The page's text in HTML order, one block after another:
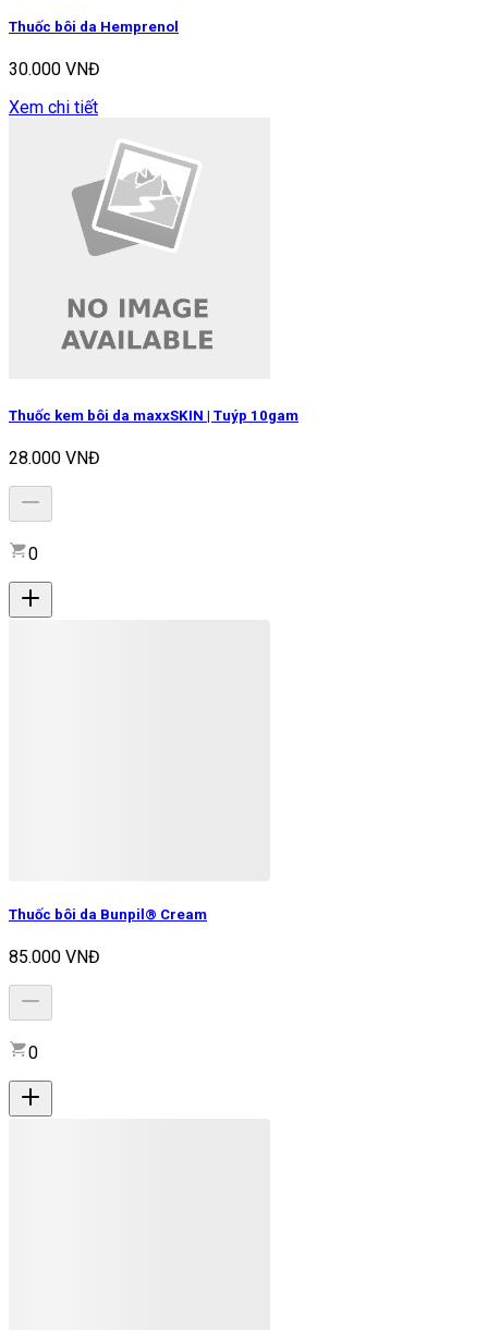
Thuốc bôi da Hemprenol
30.000 VNĐ
Xem chi tiết
Thuốc kem bôi da maxxSKIN | Tuýp 10gam
28.000 VNĐ
0
Thuốc bôi da Bunpil® Cream
85.000 VNĐ
0